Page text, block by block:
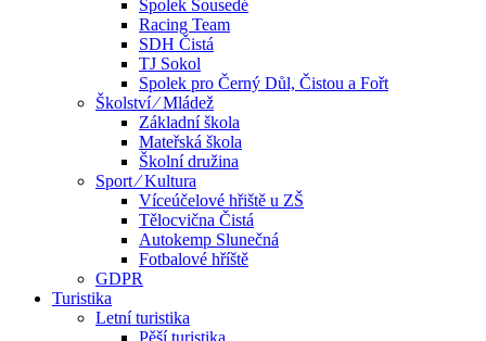
Spolek Sousedé
Racing Team
SDH Čistá
TJ Sokol
Spolek pro Černý Důl, Čistou a Fořt
Školství ⁄ Mládež
Základní škola
Mateřská škola
Školní družina
Sport ⁄ Kultura
Víceúčelové hřiště u ZŠ
Tělocvična Čistá
Autokemp Slunečná
Fotbalové hříště
GDPR
Turistika
Letní turistika
Pěší turistika